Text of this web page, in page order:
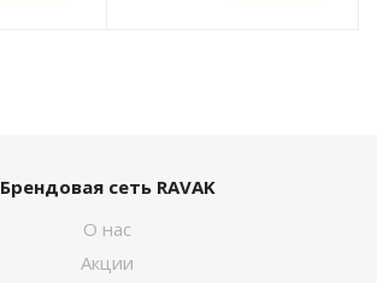
Брендовая сеть RAVAK
О нас
Акции